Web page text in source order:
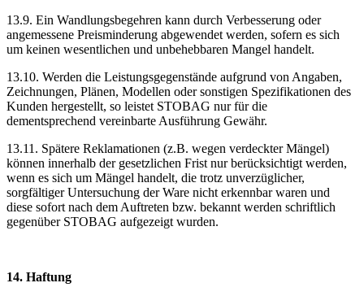
13.9. Ein Wandlungsbegehren kann durch Verbesserung oder
angemessene Preisminderung abgewendet werden, sofern es sich
um keinen wesentlichen und unbehebbaren Mangel handelt.
13.10. Werden die Leistungsgegenstände aufgrund von Angaben,
Zeichnungen, Plänen, Modellen oder sonstigen Spezifikationen des
Kunden hergestellt, so leistet STOBAG nur für die
dementsprechend vereinbarte Ausführung Gewähr.
13.11. Spätere Reklamationen (z.B. wegen verdeckter Mängel)
können innerhalb der gesetzlichen Frist nur berücksichtigt werden,
wenn es sich um Mängel handelt, die trotz unverzüglicher,
sorgfältiger Untersuchung der Ware nicht erkennbar waren und
diese sofort nach dem Auftreten bzw. bekannt werden schriftlich
gegenüber STOBAG aufgezeigt wurden.
14. Haftung